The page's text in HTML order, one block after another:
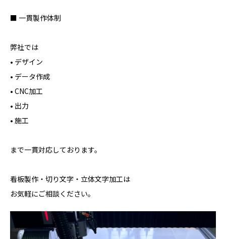
■ 一貫製作体制
弊社では
• デザイン
• データ作成
• CNC加工
• 出力
• 施工
まで一貫対応しております。
看板製作・切り文字・立体文字加工は
お気軽にご相談ください。